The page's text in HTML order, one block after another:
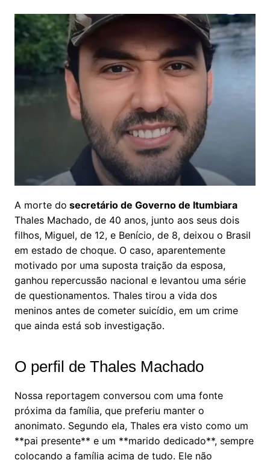
A morte do secretário de Governo de Itumbiara
Thales Machado, de 40 anos, junto aos seus dois
filhos, Miguel, de 12, e Benício, de 8, deixou o Brasil
em estado de choque. O caso, aparentemente
motivado por uma suposta traição da esposa,
ganhou repercussão nacional e levantou uma série
de questionamentos. Thales tirou a vida dos
meninos antes de cometer suicídio, em um crime
que ainda está sob investigação.
O perfil de Thales Machado
Nossa reportagem conversou com uma fonte
próxima da família, que preferiu manter o
anonimato. Segundo ela, Thales era visto como um
**pai presente** e um **marido dedicado**, sempre
colocando a família acima de tudo. Ele não